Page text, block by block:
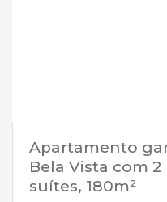
Apartamento
Bela Vista com
suítes, 180m²